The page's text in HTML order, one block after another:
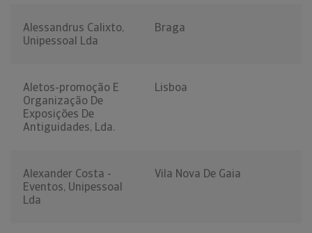
Alessandrus Calixto,
Unipessoal Lda
Braga
Aletos-promoção E
Organização De
Exposições De
Antiguidades, Lda.
Lisboa
Alexander Costa -
Eventos, Unipessoal
Lda
Vila Nova De Gaia